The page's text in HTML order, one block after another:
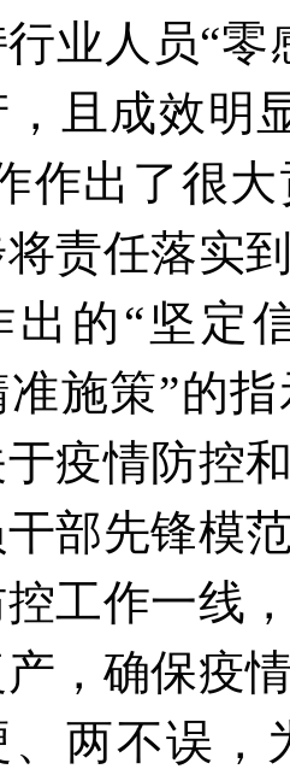
业人员“
且成效明
作出了很
责任落实
出的“坚定
施策”的
疫情防控
部先锋模
工作一线
，确保疫
、两不误，